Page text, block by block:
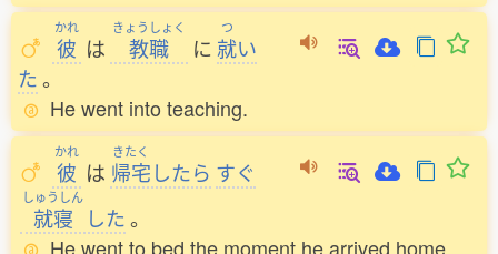
かれ
彼 は
きょうしょく
教職 に
つ
就い
た。
He went into teaching.
かれ
彼 は
きたく
帰宅したら すぐ
しゅうしん
就寝 した。
He went to bed the moment he arrived home.